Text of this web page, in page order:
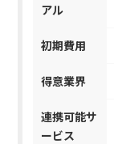
アル
初期費用
得意業界
連携可能サ
ービス